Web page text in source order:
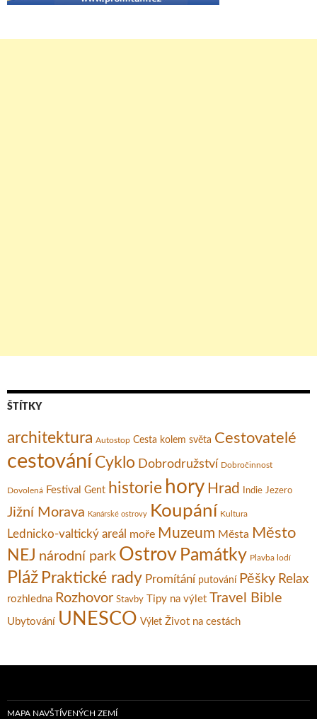
ŠTÍTKY
architektura Autostop Cesta kolem světa Cestovatelé
cestování Cyklo Dobrodružství Dobročinnost
Dovolená Festival Gent historie hory Hrad Indie Jezero
Jižní Morava Kanárské ostrovy Koupání Kultura
Lednicko-valtický areál moře Muzeum Města Město
NEJ národní park Ostrov Památky Plavba lodí
Pláž Praktické rady Promítání putování Pěšky Relax
rozhledna Rozhovor Stavby Tipy na výlet Travel Bible
Ubytování UNESCO Výlet Život na cestách
MAPA NAVŠTÍVENÝCH ZEMÍ